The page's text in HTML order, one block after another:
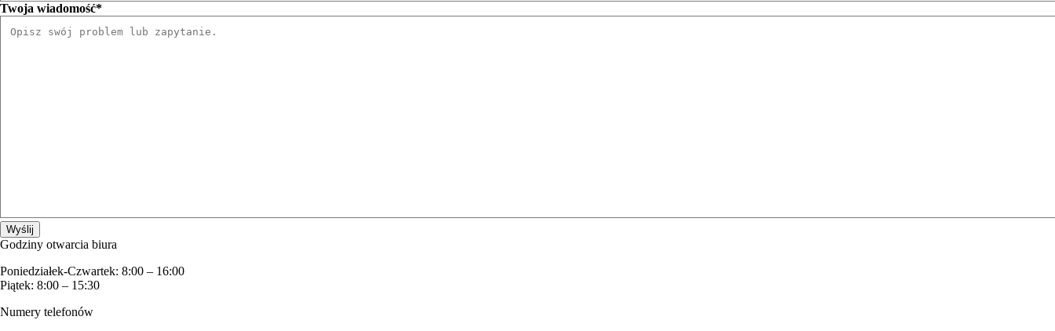
Twoja wiadomość*
Godziny otwarcia biura
Poniedziałek-Czwartek: 8:00 – 16:00
Piątek: 8:00 – 15:30
Numery telefonów